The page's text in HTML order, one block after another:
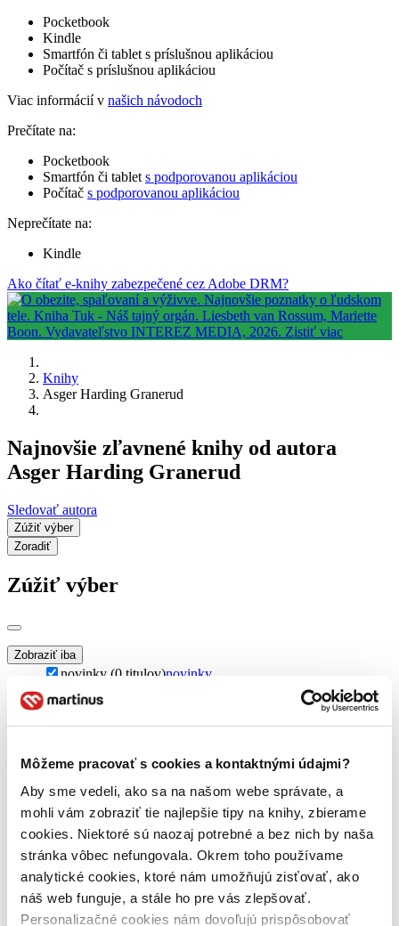
Môžeme pracovať s cookies a kontaktnými údajmi?
Aby sme vedeli, ako sa na našom webe správate, a
mohli vám zobraziť tie najlepšie tipy na knihy, zbierame
cookies. Niektoré sú naozaj potrebné a bez nich by naša
stránka vôbec nefungovala. Okrem toho používame
analytické cookies, ktoré nám umožňujú zisťovať, ako
náš web funguje, a stále ho pre vás zlepšovať.
Personalizačné cookies nám dovoľujú prispôsobovať
Pocketbook
Kindle
Smartfón či tablet s príslušnou aplikáciou
Počítač s príslušnou aplikáciou
Viac informácií v našich návodoch
Prečítate na:
Pocketbook
Smartfón či tablet s podporovanou aplikáciou
Počítač s podporovanou aplikáciou
Neprečítate na:
Kindle
Ako čítať e-knihy zabezpečené cez Adobe DRM?
Knihy
Asger Harding Granerud
Najnovšie zľavnené knihy od autora
Asger Harding Granerud
Sledovať autora
Zúžiť výber
Zoradiť
Zúžiť výber
Zobraziť iba
novinky (0 titulov)novinky
zľavnené tituly (0 titulov)
Dostupnosť
predpredaj (0 titulov)predpredaj
dostupná (bez vypredaných) (0 titulov)dostupná (bez
vypredaných)
Nové / čítané
nová (0 titulov)nová
čítaná (0 titulov)čítaná
čítaná - výborný stav (0 titulov)čítaná - výborný stav
čítaná - mierne opotrebovaná (0 titulov)čítaná - mierne